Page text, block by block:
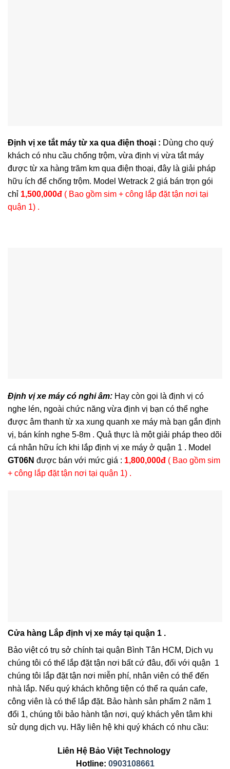
Định vị xe tắt máy từ xa qua điện thoại : Dùng cho quý
khách có nhu cầu chống trộm, vừa định vị vừa tắt máy
được từ xa hàng trăm km qua điện thoại, đây là giải pháp
hữu ích để chống trộm. Model Wetrack 2 giá bán trọn gói
chỉ 1,500,000đ ( Bao gồm sim + công lắp đặt tận nơi tại
quận 1) .
Định vị xe máy có nghi âm: Hay còn gọi là định vị có
nghe lén, ngoài chức năng vừa định vị bạn có thể nghe
được âm thanh từ xa xung quanh xe máy mà bạn gắn định
vị, bán kính nghe 5-8m . Quả thực là một giải pháp theo dõi
cá nhân hữu ích khi lắp định vị xe máy ở quận 1 . Model
GT06N được bán với mức giá : 1,800,000đ ( Bao gồm sim
+ công lắp đặt tận nơi tại quận 1) .
Cửa hàng Lắp định vị xe máy tại quận 1 .
Bảo việt có trụ sở chính tại quận Bình Tân HCM, Dịch vụ
chúng tôi có thể lắp đặt tận nơi bất cứ đâu, đối với quận 1
chúng tôi lắp đặt tận nơi miễn phí, nhân viên có thể đến
nhà lắp. Nếu quý khách không tiện có thể ra quán cafe,
công viên là có thể lắp đặt. Bảo hành sản phẩm 2 năm 1
đổi 1, chúng tôi bảo hành tận nơi, quý khách yên tâm khi
sử dụng dịch vụ. Hãy liên hệ khi quý khách có nhu cầu:
Liên Hệ Bảo Việt Technology
Hotline: 0903108661